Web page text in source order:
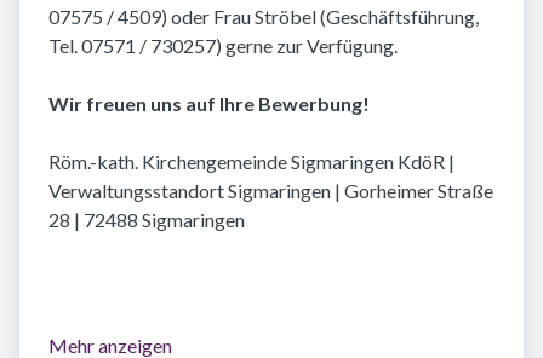
07575 / 4509) oder Frau Ströbel (Geschäftsführung,
Tel. 07571 / 730257) gerne zur Verfügung.
Wir freuen uns auf Ihre Bewerbung!
Röm.-kath. Kirchengemeinde Sigmaringen KdöR |
Verwaltungsstandort Sigmaringen | Gorheimer Straße
28 | 72488 Sigmaringen
Mehr anzeigen